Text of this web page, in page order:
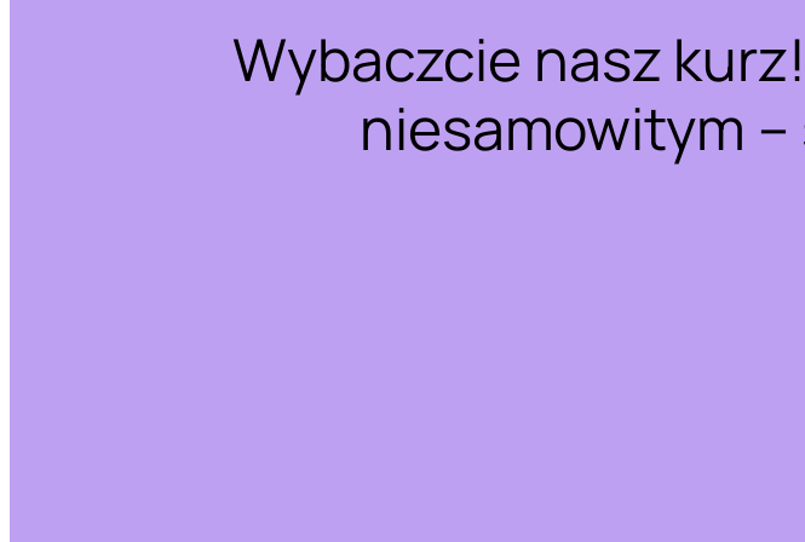
Wybaczcie nasz
niesamowitym